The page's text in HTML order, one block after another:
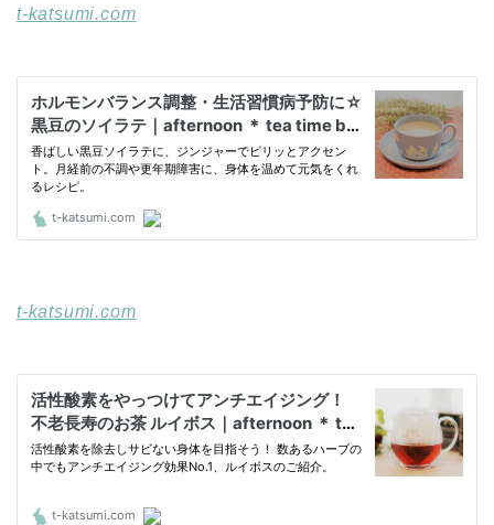
t-katsumi.com
t-katsumi.com